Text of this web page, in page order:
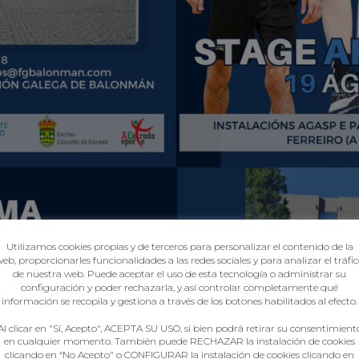
Utilizamos cookies propias y de terceros para personalizar el contenido de la
proporcionarles funcionalidades a las redes sociales y para analizar el
de nuestra web. Puede aceptar el uso de esta tecnología o administrar su
configuración y poder rechazarla, y así controlar completamente qué
información se recopila y gestiona a través de los botones habilitados al efecto.
clicar en "Sí, Acepto", ACEPTA SU USO, si bien podrá retirar su
en cualquier momento. También puede RECHAZAR la instalación de cookies
clicando en “No Acepto" o CONFIGURAR la instalación de cookies clicando en